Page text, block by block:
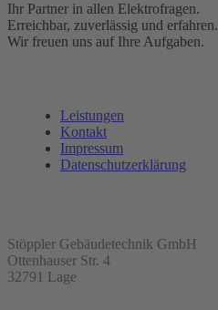
Ihr Partner in allen Elektrofragen.
Erreichbar, zuverlässig und erfahren.
Wir freuen uns auf Ihre Aufgaben.
Leistungen
Kontakt
Impressum
Datenschutzerklärung
Stöppler Gebäudetechnik GmbH
Ottenhauser Str. 4
32791 Lage